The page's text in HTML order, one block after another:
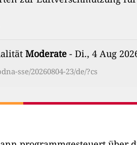
Moderate - Di., 4 Aug
sse/20260804-23/de/?cs